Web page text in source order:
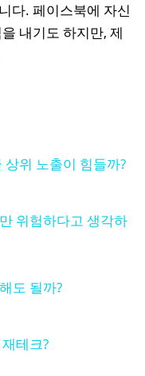
다. 페이스북에 자신
내기도 하지만, 제
위 노출이 힘들까?
위험하다고 생각하
도 될까?
테크?